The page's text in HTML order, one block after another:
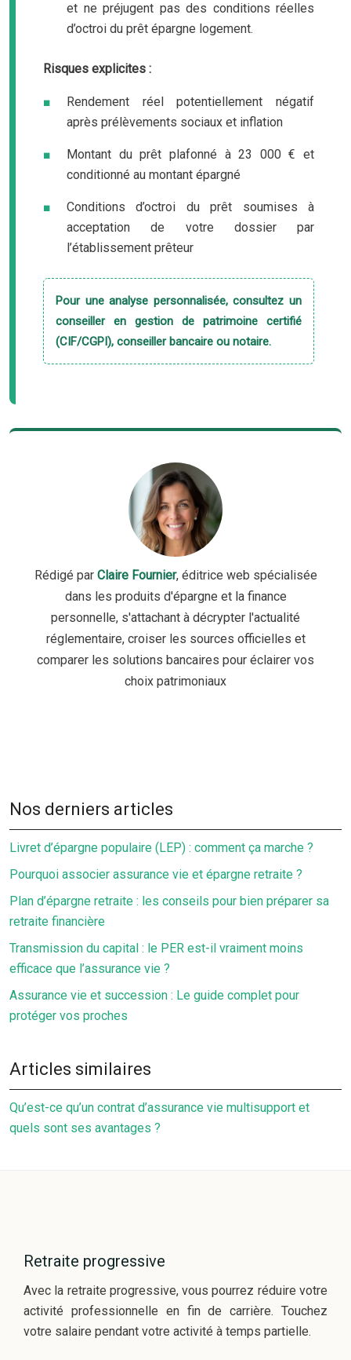
et ne préjugent pas des conditions réelles
d’octroi du prêt épargne logement.
Risques explicites :
Rendement réel potentiellement négatif
après prélèvements sociaux et inflation
Montant du prêt plafonné à 23 000 € et
conditionné au montant épargné
Conditions d’octroi du prêt soumises à
acceptation de votre dossier par
l’établissement prêteur
Pour une analyse personnalisée, consultez un
conseiller en gestion de patrimoine certifié
(CIF/CGPI), conseiller bancaire ou notaire.
Rédigé par Claire Fournier, éditrice web spécialisée
dans les produits d'épargne et la finance
personnelle, s'attachant à décrypter l'actualité
réglementaire, croiser les sources officielles et
comparer les solutions bancaires pour éclairer vos
choix patrimoniaux
Nos derniers articles
Livret d’épargne populaire (LEP) : comment ça marche ?
Pourquoi associer assurance vie et épargne retraite ?
Plan d’épargne retraite : les conseils pour bien préparer sa
retraite financière
Transmission du capital : le PER est-il vraiment moins
efficace que l’assurance vie ?
Assurance vie et succession : Le guide complet pour
protéger vos proches
Articles similaires
Qu’est-ce qu’un contrat d’assurance vie multisupport et
quels sont ses avantages ?
Retraite progressive
Avec la retraite progressive, vous pourrez réduire votre
activité professionnelle en fin de carrière. Touchez
votre salaire pendant votre activité à temps partielle.